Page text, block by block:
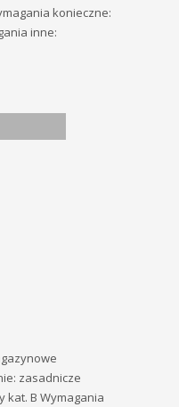
konieczne:
inne:
zasadnicze
kat. B Wymagania